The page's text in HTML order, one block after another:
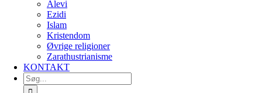
Alevi
Ezidi
Islam
Kristendom
Øvrige religioner
Zarathustrianisme
KONTAKT
Søg
efter: